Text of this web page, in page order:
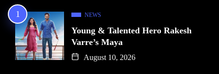
NEWS
Young & Talented Hero Rakesh
Varre’s Maya
August 10, 2026